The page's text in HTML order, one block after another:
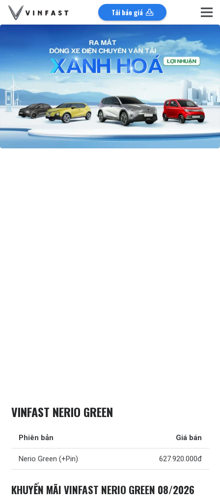
Tải báo giá
VINFAST NERIO GREEN
Phiên bản Giá bán
Nerio Green (+Pin) 627.920.000đ
KHUYẾN MÃI VINFAST NERIO GREEN 08/2026